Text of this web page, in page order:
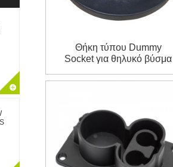
Θήκη τύπου Dummy
Socket για θηλυκό βύσμα